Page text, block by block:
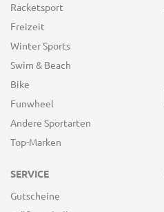
Racketsport
Freizeit
Winter Sports
Swim & Beach
Bike
Funwheel
Andere Sportarten
Top-Marken
SERVICE
Gutscheine